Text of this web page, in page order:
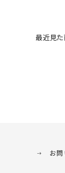
最近見た
お